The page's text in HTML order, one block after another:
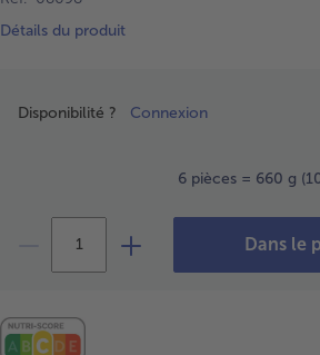
Détails du produit
Disponibilité ? Connexion
6 pièces = 660 g
Dans le